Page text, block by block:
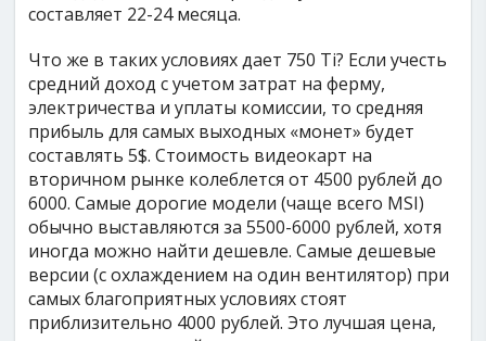
составляет 22-24 месяца.
Что же в таких условиях дает 750 Ti? Если учесть
средний доход с учетом затрат на ферму,
электричества и уплаты комиссии, то средняя
прибыль для самых выходных «монет» будет
составлять 5$. Стоимость видеокарт на
вторичном рынке колеблется от 4500 рублей до
6000. Самые дорогие модели (чаще всего MSI)
обычно выставляются за 5500-6000 рублей, хотя
иногда можно найти дешевле. Самые дешевые
версии (с охлаждением на один вентилятор) при
самых благоприятных условиях стоят
приблизительно 4000 рублей. Это лучшая цена,